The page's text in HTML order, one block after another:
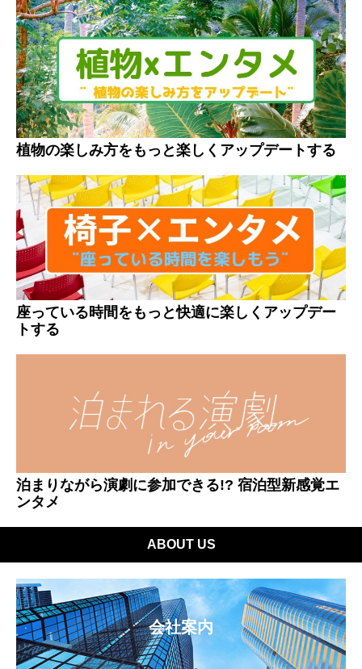
植物の楽しみ方をもっと楽しくアップデートする
座っている時間をもっと快適に楽しくアップデー
トする
泊まりながら演劇に参加できる!? 宿泊型新感覚エ
ンタメ
ABOUT US
会社案内